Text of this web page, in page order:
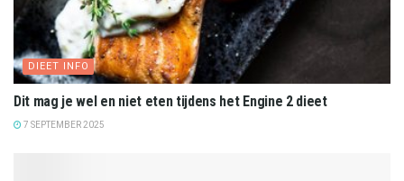
DIEET INFO
Dit mag je wel en niet eten tijdens het Engine 2 dieet
7 SEPTEMBER 2025